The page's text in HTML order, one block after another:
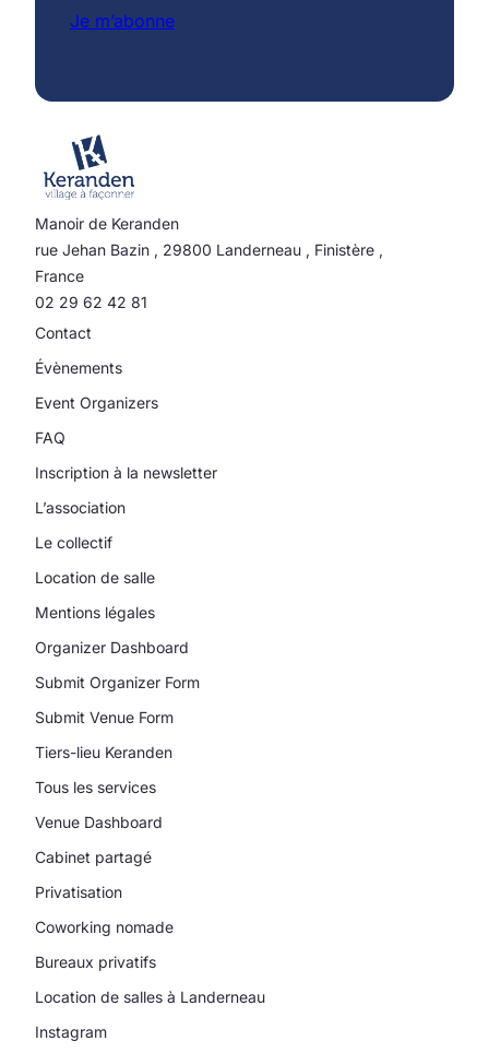
Je m’abonne
Manoir de Keranden
rue Jehan Bazin , 29800 Landerneau , Finistère ,
France
02 29 62 42 81
Contact
Évènements
Event Organizers
FAQ
Inscription à la newsletter
L’association
Le collectif
Location de salle
Mentions légales
Organizer Dashboard
Submit Organizer Form
Submit Venue Form
Tiers-lieu Keranden
Tous les services
Venue Dashboard
Cabinet partagé
Privatisation
Coworking nomade
Bureaux privatifs
Location de salles à Landerneau
Instagram